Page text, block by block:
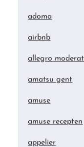
adoma
airbnb
allegro
amatsu gent
amuse
amuse recepten
appelier